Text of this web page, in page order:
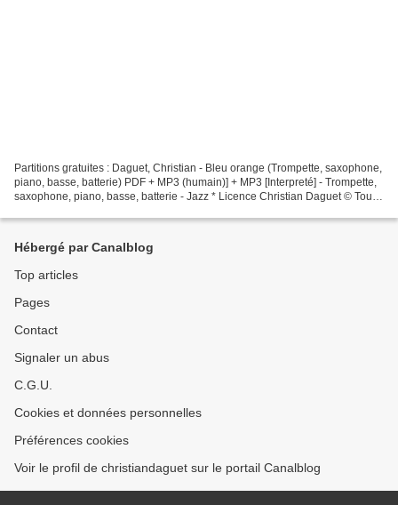
Partitions gratuites : Daguet, Christian - Bleu orange (Trompette, saxophone,
piano, basse, batterie) PDF + MP3 (humain)] + MP3 [Interpreté] - Trompette,
saxophone, piano, basse, batterie - Jazz * Licence Christian Daguet © Tous
Hébergé par Canalblog
Top articles
Pages
Contact
Signaler un abus
C.G.U.
Cookies et données personnelles
Préférences cookies
Voir le profil de christiandaguet sur le portail Canalblog